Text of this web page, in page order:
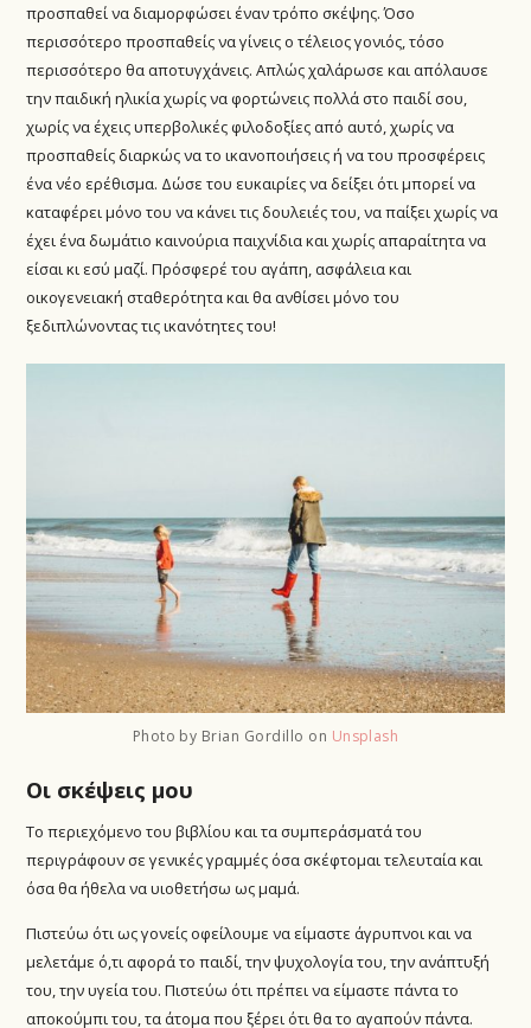
προσπαθεί να διαμορφώσει έναν τρόπο σκέψης. Όσο
περισσότερο προσπαθείς να γίνεις ο τέλειος γονιός, τόσο
περισσότερο θα αποτυγχάνεις. Απλώς χαλάρωσε και απόλαυσε
την παιδική ηλικία χωρίς να φορτώνεις πολλά στο παιδί σου,
χωρίς να έχεις υπερβολικές φιλοδοξίες από αυτό, χωρίς να
προσπαθείς διαρκώς να το ικανοποιήσεις ή να του προσφέρεις
ένα νέο ερέθισμα. Δώσε του ευκαιρίες να δείξει ότι μπορεί να
καταφέρει μόνο του να κάνει τις δουλειές του, να παίξει χωρίς να
έχει ένα δωμάτιο καινούρια παιχνίδια και χωρίς απαραίτητα να
είσαι κι εσύ μαζί. Πρόσφερέ του αγάπη, ασφάλεια και
οικογενειακή σταθερότητα και θα ανθίσει μόνο του
ξεδιπλώνοντας τις ικανότητες του!
Photo by Brian Gordillo on Unsplash
Οι σκέψεις μου
Το περιεχόμενο του βιβλίου και τα συμπεράσματά του
περιγράφουν σε γενικές γραμμές όσα σκέφτομαι τελευταία και
όσα θα ήθελα να υιοθετήσω ως μαμά.
Πιστεύω ότι ως γονείς οφείλουμε να είμαστε άγρυπνοι και να
μελετάμε ό,τι αφορά το παιδί, την ψυχολογία του, την ανάπτυξή
του, την υγεία του. Πιστεύω ότι πρέπει να είμαστε πάντα το
αποκούμπι του, τα άτομα που ξέρει ότι θα το αγαπούν πάντα.